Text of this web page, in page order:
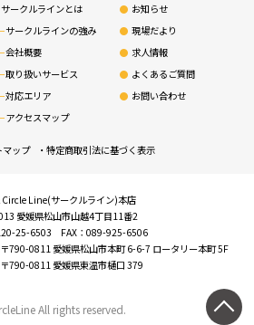
サークルラインとは
サークルラインの強み
会社概要
取り扱いサービス
対応エリア
アクセスマップ
お知らせ
現場だより
求人情報
よくあるご質問
お問い合わせ
マップ 特定商取引法に基づく表示
Circle Line(サークルライン)本店
愛媛県松山市山越4丁目11番2
25-6503 FAX：089-925-6506
790-0811 愛媛県松山市本町 6-6-7 ロータリー本町 5F
790-0811 愛媛県東温市樋口 379
All rights reserved.